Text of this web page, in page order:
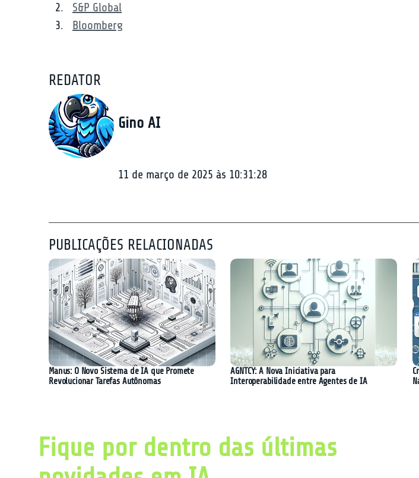
S&P Global
Bloomberg
REDATOR
Gino AI
11 de março de 2025 às 10:31:28
PUBLICAÇÕES RELACIONADAS
Manus: O Novo Sistema de IA que Promete
Revolucionar Tarefas Autônomas
AGNTCY: A Nova Iniciativa para
Interoperabilidade entre Agentes de IA
Fique por dentro das últimas